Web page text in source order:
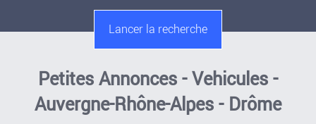
Petites Annonces - Vehicules -
Auvergne-Rhône-Alpes - Drôme